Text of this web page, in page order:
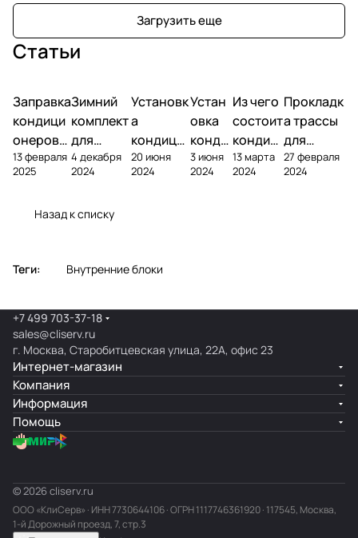
Загрузить еще
Статьи
Заправка
кондици
онеров
фреоном
13 февраля
2025
Зимний
комплект
для
кондици
онера
4 декабря
2024
Установк
а
кондици
онера на
фасаде
20 июня
2024
Устан
овка
конди
ционе
ра
3 июня
2024
Из чего
состоит
кондиц
ионер?
13 марта
2024
Прокладк
а трассы
для
кондицио
нера
27 февраля
2024
Назад к списку
Теги: Внутренние блоки
+7 499 703-37-18
sales@cliserv.ru
г. Москва, Старобитцевская улица, 22А, офис 23
Интернет-магазин
Компания
Информация
Помощь
© 2026 cliserv.ru
ООО «КлиСерв» · ИНН7730644106· ОГРН 1117746361920 · 117545, Москва,
1-й Дорожный проезд, 7, стр.3